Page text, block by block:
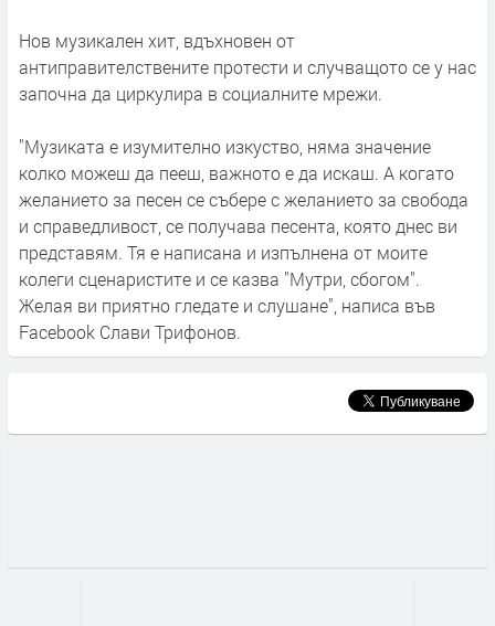
Нов музикален хит, вдъхновен от
антиправителствените протести и случващото се у нас
започна да циркулира в социалните мрежи.
"Музиката е изумително изкуство, няма значение
колко можеш да пееш, важното е да искаш. А когато
желанието за песен се събере с желанието за свобода
и справедливост, се получава песента, която днес ви
представям. Тя е написана и изпълнена от моите
колеги сценаристите и се казва "Мутри, сбогом".
Желая ви приятно гледате и слушане", написа във
Facebook Слави Трифонов.